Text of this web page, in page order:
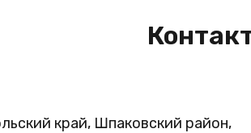
край, Шпаковский район,